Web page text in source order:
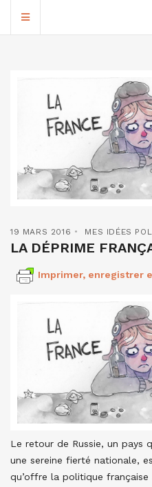
19 MARS 2016 MES IDÉES
LA DÉPRIME
Imprimer, enregistrer
Le retour de Russie, un pays
une sereine fierté nationale,
qu’offre la politique